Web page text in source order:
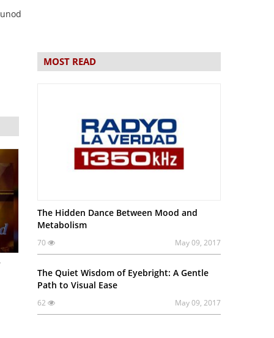
MOST READ
The Hidden Dance Between Mood and
Metabolism
70 May 09, 2017
The Quiet Wisdom of Eyebright: A Gentle
Path to Visual Ease
62 May 09, 2017